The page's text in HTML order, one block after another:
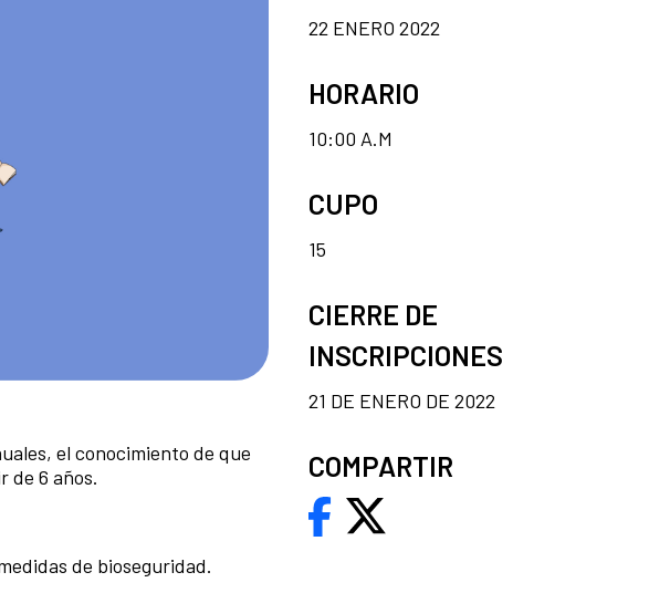
el conocimiento de que
de 6 años.
de bioseguridad.
22 ENERO 2022
HORARIO
10:00 A.M
CUPO
15
CIERRE DE
INSCRIPCIONES
21 DE ENERO DE 2022
COMPARTIR